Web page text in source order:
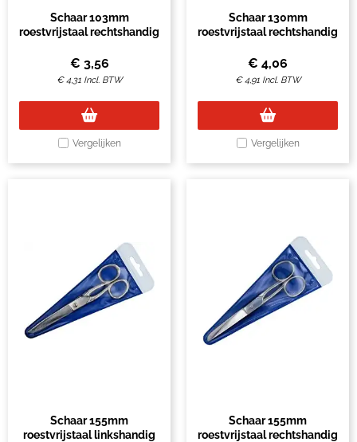
Schaar 103mm
roestvrijstaal rechtshandig
€ 3,56
€4,31 Incl. BTW
Vergelijken
Schaar 130mm
roestvrijstaal rechtshandig
€ 4,06
€4,91 Incl. BTW
Vergelijken
Schaar 155mm
roestvrijstaal linkshandig
Schaar 155mm
roestvrijstaal rechtshandig